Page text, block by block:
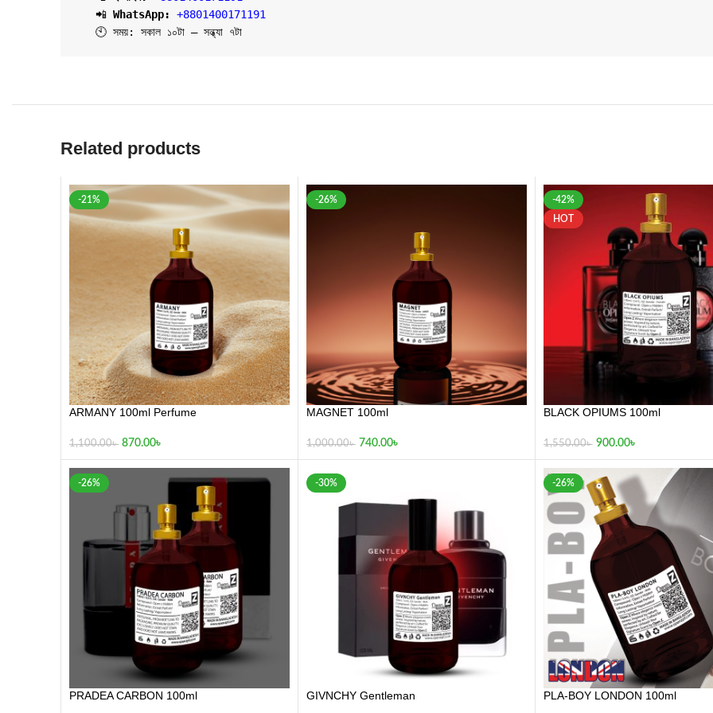
   📲
WhatsApp: +8801400171191
   🕙 সময়: সকাল ১০টা – সন্ধ্যা ৭টা
Related products
-21%
ARMANY 100ml Perfume
1,100.00৳ 870.00৳
-26%
MAGNET 100ml
1,000.00৳ 740.00৳
-42%
HOT
BLACK OPIUMS 100ml
1,550.00৳ 900.00৳
-26%
PRADEA CARBON 100ml
-30%
GIVNCHY Gentleman
-26%
PLA-BOY LONDON 100ml